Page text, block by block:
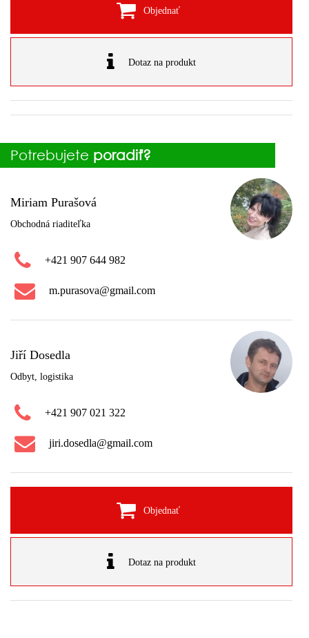
Objednať
Dotaz na produkt
Potrebujete poradiť?
Miriam Purašová
Obchodná riaditeľka
+421 907 644 982
m.purasova@gmail.com
Jiří Dosedla
Odbyt, logistika
+421 907 021 322
jiri.dosedla@gmail.com
Objednať
Dotaz na produkt